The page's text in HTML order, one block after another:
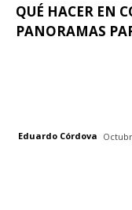
QUÉ HACER EN
PANORAMAS
Eduardo Córdova